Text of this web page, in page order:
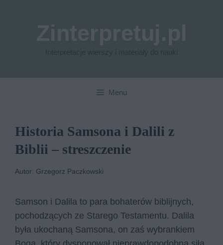
Menu
Historia Samsona i Dalili z
Biblii – streszczenie
Autor: Grzegorz Paczkowski
Samson i Dalila to para bohaterów biblijnych,
pochodzących ze Starego Testamentu. Dalila
była ukochaną Samsona, on zaś wybrankiem